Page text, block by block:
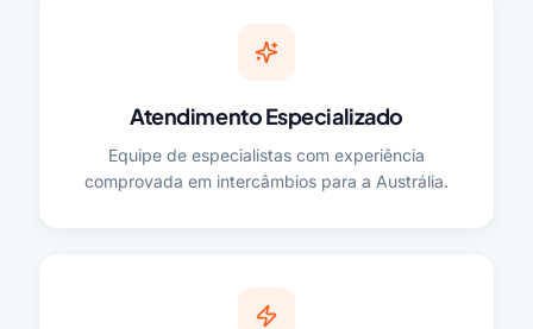
Atendimento Especializado
Equipe de especialistas com experiência
comprovada em intercâmbios para a Austrália.